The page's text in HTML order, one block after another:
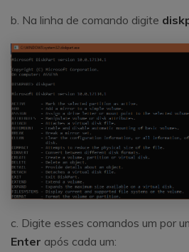
b. Na linha de comando digite
c. Digite esses comandos um por
Enter após cada um: